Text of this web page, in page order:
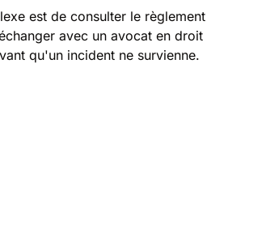
est de consulter le règlement
avec un avocat en droit
qu'un incident ne survienne.